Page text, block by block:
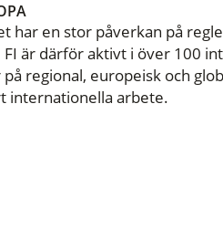
har en stor påverkan på
är därför aktivt i över 100
regional, europeisk och
internationella arbete.